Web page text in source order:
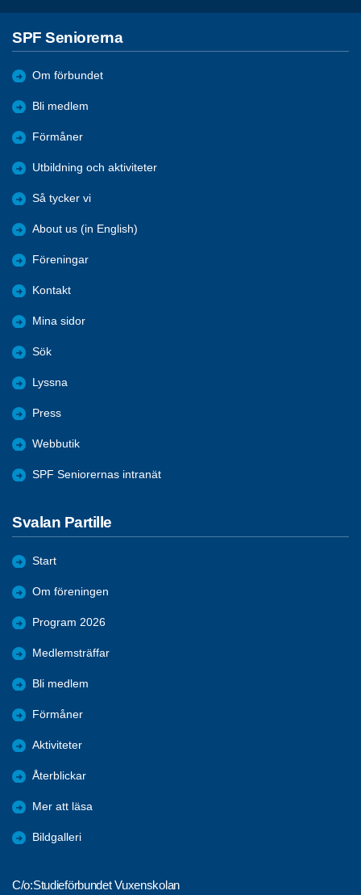
SPF Seniorerna
Om förbundet
Bli medlem
Förmåner
Utbildning och aktiviteter
Så tycker vi
About us (in English)
Föreningar
Kontakt
Mina sidor
Sök
Lyssna
Press
Webbutik
SPF Seniorernas intranät
Svalan Partille
Start
Om föreningen
Program 2026
Medlemsträffar
Bli medlem
Förmåner
Aktiviteter
Återblickar
Mer att läsa
Bildgalleri
C/o:Studieförbundet Vuxenskolan